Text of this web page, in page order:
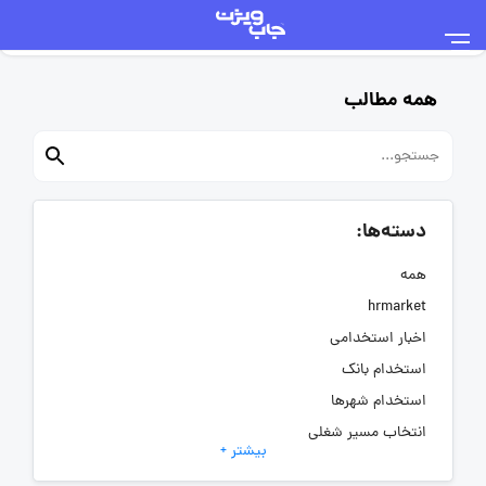
همه مطالب
دسته‌ها:
همه
hrmarket
اخبار استخدامی
استخدام بانک
استخدام شهرها
انتخاب مسیر شغلی
به‌روزرسانی‌های سایت (کارجویی)
بیشتر +